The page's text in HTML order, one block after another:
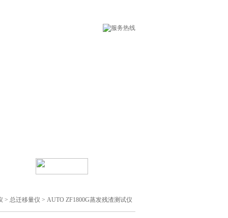
> 总迁移量仪 > AUTO ZF1800G蒸发残渣测试仪